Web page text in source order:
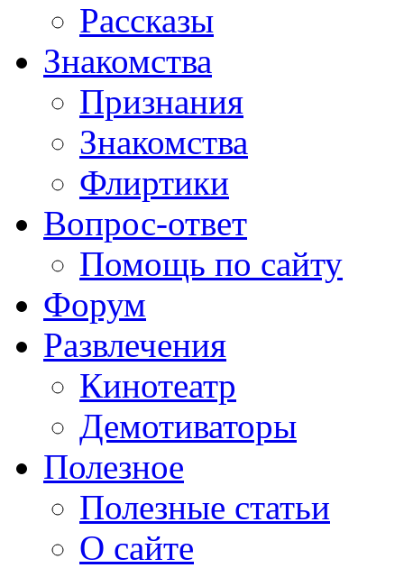
Рассказы
Знакомства
Признания
Знакомства
Флиртики
Вопрос-ответ
Помощь по сайту
Форум
Развлечения
Кинотеатр
Демотиваторы
Полезное
Полезные статьи
О сайте